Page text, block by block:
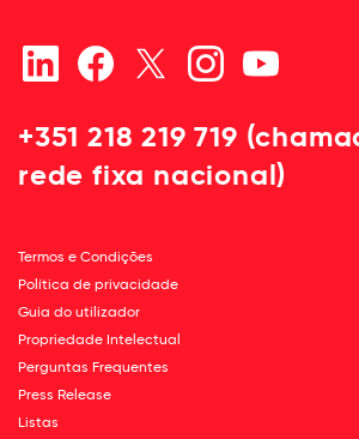
+351 218 219 719
rede fixa nacional)
Termos e Condições
Política de privacidade
Guia do utilizador
Propriedade Intelectual
Perguntas Frequentes
Press Release
Listas